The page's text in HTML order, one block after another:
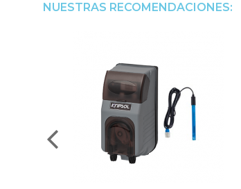
NUESTRAS RECOMENDACIONES: